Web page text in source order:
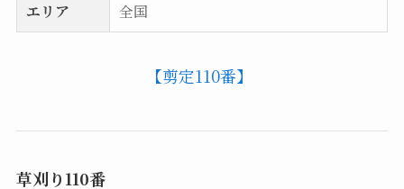
エリア
全国
【剪定110番】
草刈り110番